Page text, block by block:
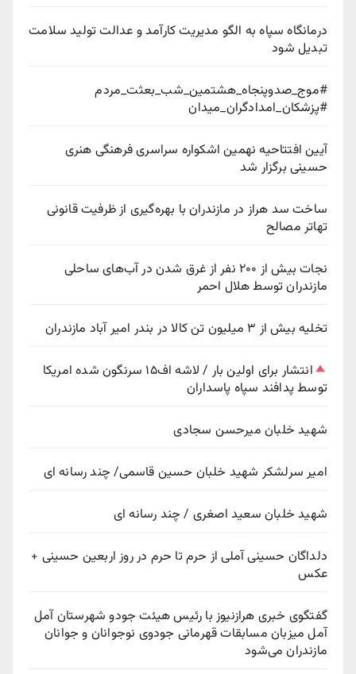
درمانگاه سپاه به الگو مدیریت کارآمد و عدالت تولید سلامت
تبدیل شود
#موج_صدوپنجاه_هشتمین_شب_بعثت_مردم
#پزشکان_امدادگران_میدان
آیین افتتاحیه نهمین اشکواره سراسری فرهنگی هنری
حسینی برگزار شد
ساخت سد هراز در مازندران با بهره‌گیری از ظرفیت قانونی
تهاتر مصالح
نجات بیش از ۲۰۰ نفر از غرق شدن در آب‌های ساحلی
مازندران توسط هلال احمر
تخلیه بیش از ۳ میلیون تن کالا در بندر امیر آباد مازندران
انتشار برای اولین بار / لاشه اف۱۵ سرنگون شده امریکا
توسط پدافند سپاه پاسداران
شهید خلبان میرحسن سجادی
امیر سرلشکر شهید خلبان حسین قاسمی/ چند رسانه ای
شهید خلبان سعید اصغری / چند رسانه ای
دلداگان حسینی آملی از حرم تا حرم در روز اربعین حسینی +
عکس
گفتگوی خبری هرازنیوز با رئیس هیئت جودو شهرستان آمل
آمل میزبان مسابقات قهرمانی جودوی نوجوانان و جوانان
مازندران می‌شود